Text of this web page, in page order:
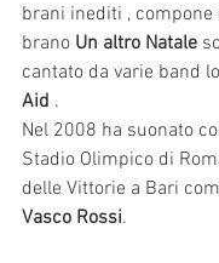
brani inediti , compone
brano Un altro Natale
cantato da varie band
Aid .
Nel 2008 ha suonato
Stadio Olimpico di
delle Vittorie a Bari
Vasco Rossi.